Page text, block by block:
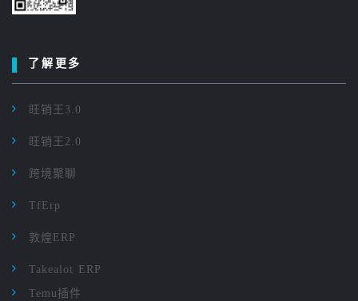
了解更多
旺销王3.0
旺销王2.0
跨境聚聊
TfErp
敦煌ERP
Takealot ERP
Temu插件